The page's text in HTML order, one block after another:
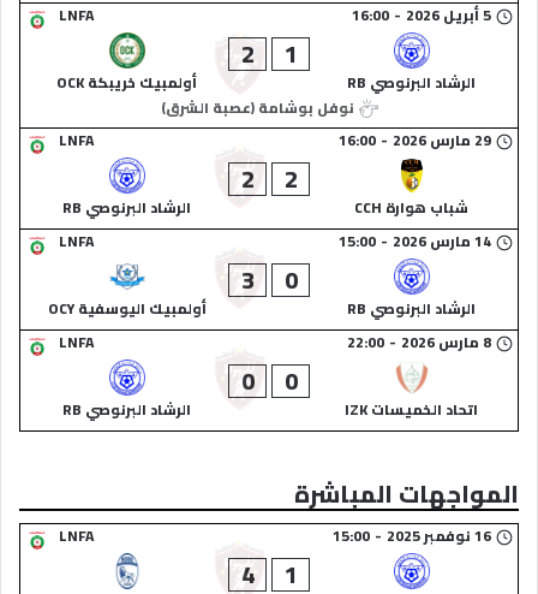
LNFA
5 أبريل 2026 -
16:00
الرشاد البرنوصي RB
1
2
أولمبيك خريبكة OCK
نوفل بوشامة (عصبة الشرق)
LNFA
29 مارس 2026 -
16:00
شباب هوارة CCH
2
2
الرشاد البرنوصي RB
LNFA
14 مارس 2026 -
15:00
الرشاد البرنوصي RB
0
3
أولمبيك اليوسفية OCY
LNFA
8 مارس 2026 -
22:00
اتحاد الخميسات IZK
0
0
الرشاد البرنوصي RB
المواجهات المباشرة
LNFA 16 نوفمبر 2025 -
15:00
1
4